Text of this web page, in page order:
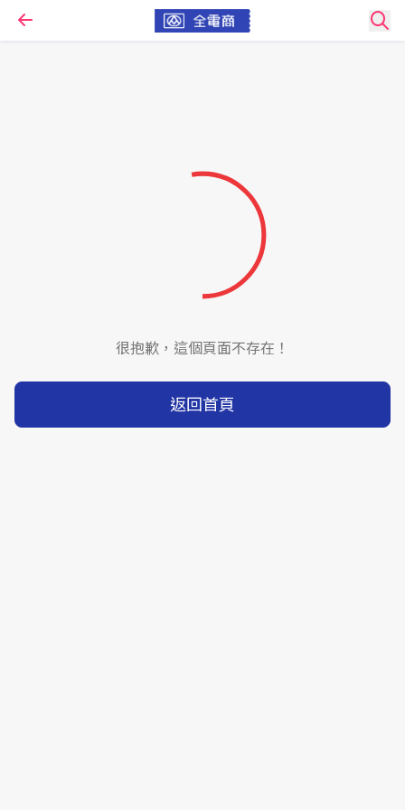
很抱歉，這個頁面不存在！
返回首頁